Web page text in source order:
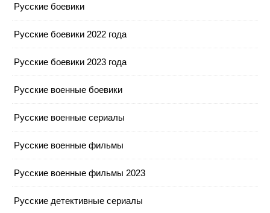
Русские боевики
Русские боевики 2022 года
Русские боевики 2023 года
Русские военные боевики
Русские военные сериалы
Русские военные фильмы
Русские военные фильмы 2023
Русские детективные сериалы